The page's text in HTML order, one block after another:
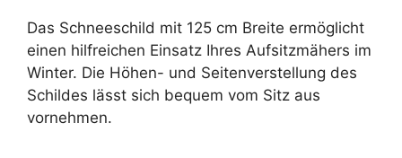
Das Schneeschild mit 125 cm Breite ermöglicht
einen hilfreichen Einsatz Ihres Aufsitzmähers im
Winter. Die Höhen- und Seitenverstellung des
Schildes lässt sich bequem vom Sitz aus
vornehmen.